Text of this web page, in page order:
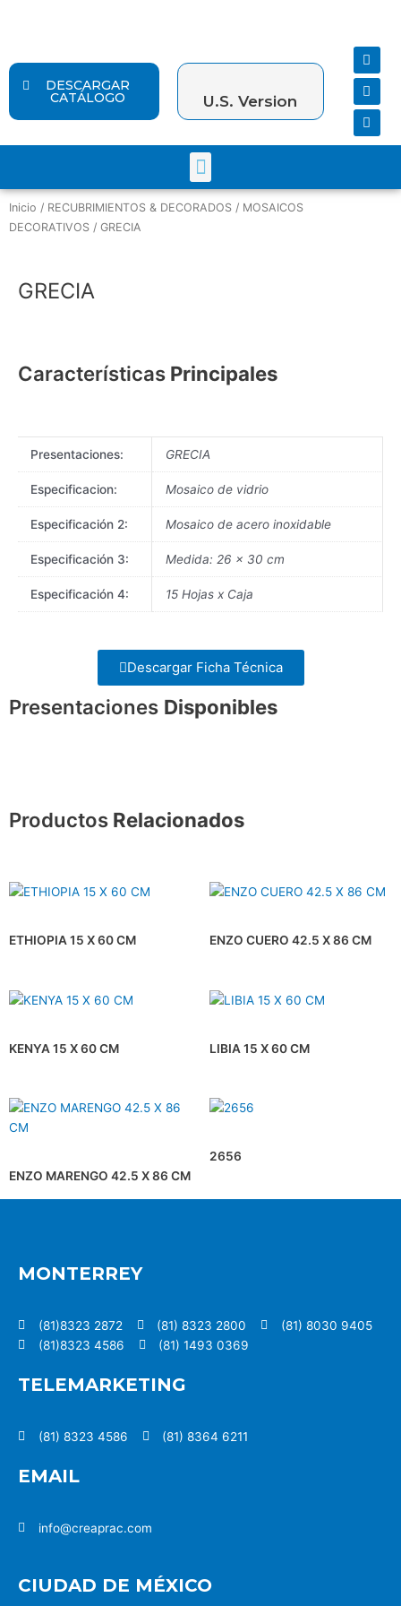
DESCARGAR
CATÁLOGO U.S. Version
F
a
c
e
b
o
o
k
Y
o
u
t
u
b
e
I
n
s
t
a
g
r
a
Menu
Inicio / RECUBRIMIENTOS & DECORADOS / MOSAICOS
DECORATIVOS / GRECIA
GRECIA
Características Principales
Presentaciones: GRECIA
Especificacion: Mosaico de vidrio
Especificación 2: Mosaico de acero inoxidable
Especificación 3: Medida: 26 x 30 cm
Especificación 4: 15 Hojas x Caja
Descargar Ficha Técnica
Presentaciones Disponibles
Productos Relacionados
ETHIOPIA 15 X 60 CM ENZO CUERO 42.5 X 86 CM
KENYA 15 X 60 CM LIBIA 15 X 60 CM
ENZO MARENGO 42.5 X 86 CM
2656
MONTERREY
(81)8323 2872 (81) 8323 2800
(81) 8030 9405
(81)8323 4586
(81) 1493 0369
TELEMARKETING
(81) 8323 4586 (81) 8364 6211
EMAIL
info@creaprac.com
CIUDAD DE MÉXICO